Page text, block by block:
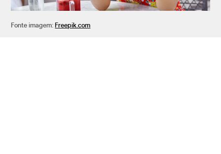
Fonte imagem: Freepik.com